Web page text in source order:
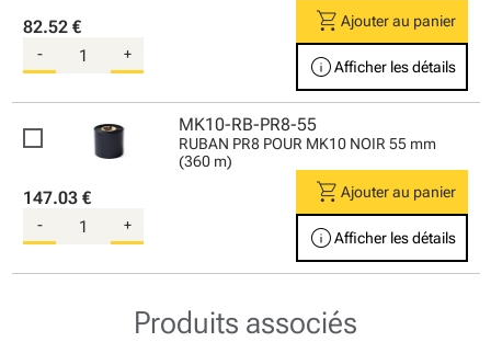
82.52 €
- +
shopping_cart Ajouter au panier
infoAfficher les détails
MK10-RB-PR8-55
RUBAN PR8 POUR MK10 NOIR 55 mm
(360 m)
147.03 €
- +
shopping_cart Ajouter au panier
infoAfficher les détails
Produits associés